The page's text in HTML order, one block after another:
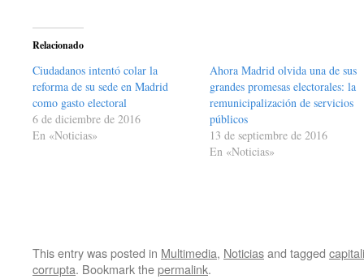
Relacionado
Ciudadanos intentó colar la
reforma de su sede en Madrid
como gasto electoral
6 de diciembre de 2016
En «Noticias»
Ahora Madrid olvida una de sus
grandes promesas electorales: la
remunicipalización de servicios
públicos
13 de septiembre de 2016
En «Noticias»
This entry was posted in Multimedia, Noticiasand tagged
corrupta. Bookmark thepermalink.